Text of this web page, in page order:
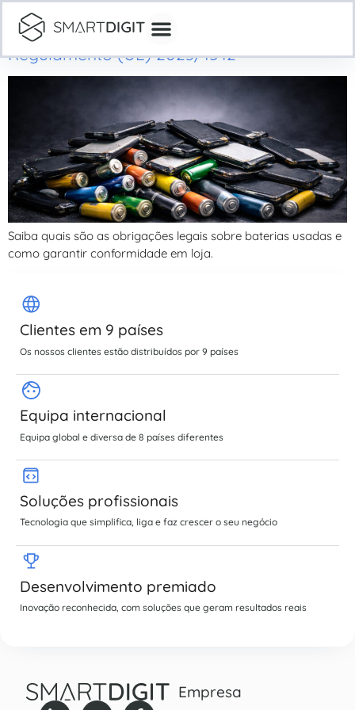
Informação obrigatória sobre baterias
usadas: o que diz o Artigo 74 do
Regulamento (UE) 2023/1542
Saiba quais são as obrigações legais sobre baterias usadas e
como garantir conformidade em loja.
Clientes em 9 países
Os nossos clientes estão distribuídos por 9 países
Equipa internacional
Equipa global e diversa de 8 países diferentes
Soluções profissionais
Tecnologia que simplifica, liga e faz crescer o seu negócio
Desenvolvimento premiado
Inovação reconhecida, com soluções que geram resultados reais
Empresa